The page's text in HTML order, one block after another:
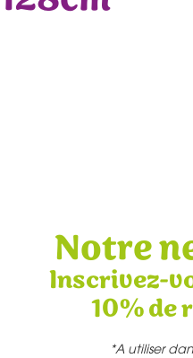
Notre
Inscrivez-
10% de
*A utiliser